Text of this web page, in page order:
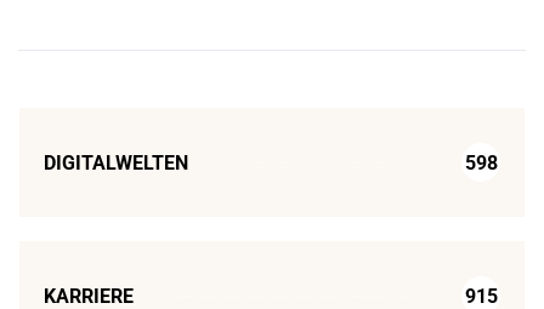
DIGITALWELTEN 598
KARRIERE 915